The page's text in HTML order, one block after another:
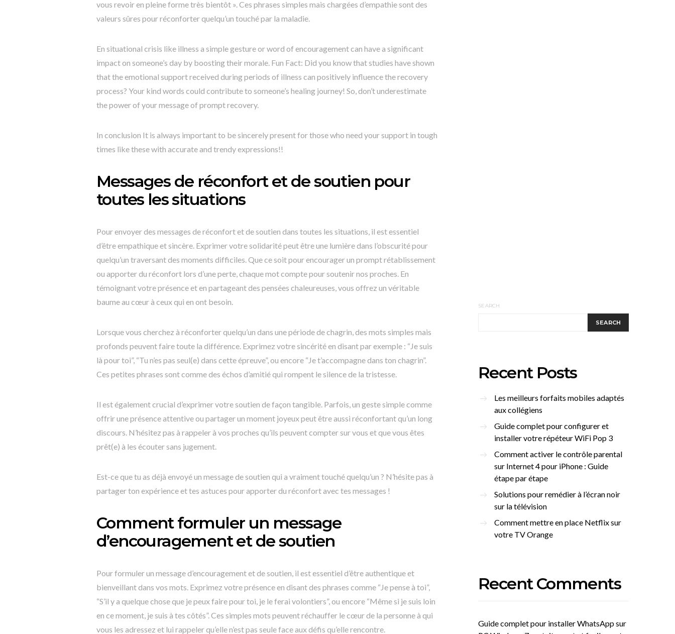
vous revoir en pleine forme très bientôt ». Ces phrases simples mais chargées d’empathie sont des
valeurs sûres pour réconforter quelqu’un touché par la maladie.
En situational crisis like illness a simple gesture or word of encouragement can have a significant
impact on someone’s day by boosting their morale. Fun Fact: Did you know that studies have shown
that the emotional support received during periods of illness can positively influence the recovery
process? Your kind words could contribute to someone’s healing journey! So, don’t underestimate
the power of your message of prompt recovery.
In conclusion It is always important to be sincerely present for those who need your support in tough
times like these with accurate and trendy expressions!!
Messages de réconfort et de soutien pour
toutes les situations
Pour envoyer des messages de réconfort et de soutien dans toutes les situations, il est essentiel
d’être empathique et sincère. Exprimer votre solidarité peut être une lumière dans l’obscurité pour
quelqu’un traversant des moments difficiles. Que ce soit pour encourager un prompt rétablissement
ou apporter du réconfort lors d’une perte, chaque mot compte pour soutenir nos proches. En
témoignant votre présence et en partageant des pensées chaleureuses, vous offrez un véritable
baume au cœur à ceux qui en ont besoin.
Lorsque vous cherchez à réconforter quelqu’un dans une période de chagrin, des mots simples mais
profonds peuvent faire toute la différence. Exprimez votre sincérité en disant par exemple : “Je suis
là pour toi”, “Tu n’es pas seul(e) dans cette épreuve”, ou encore “Je t’accompagne dans ton chagrin”.
Ces petites phrases sont comme des échos d’amitié qui rompent le silence de la tristesse.
Il est également crucial d’exprimer votre soutien de façon tangible. Parfois, un geste simple comme
offrir une présence attentive ou partager un moment joyeux peut être aussi réconfortant qu’un long
discours. N’hésitez pas à rappeler à vos proches qu’ils peuvent compter sur vous et que vous êtes
prêt(e) à les écouter sans jugement.
Est-ce que tu as déjà envoyé un message de soutien qui a vraiment touché quelqu’un ? N’hésite pas à
partager ton expérience et tes astuces pour apporter du réconfort avec tes messages !
Comment formuler un message
d’encouragement et de soutien
Pour formuler un message d’encouragement et de soutien, il est essentiel d’être authentique et
bienveillant dans vos mots. Exprimez votre présence en disant des phrases comme “Je pense à toi”,
“S’il y a quelque chose que je peux faire pour toi, je le ferai volontiers”, ou encore “Même si je suis loin
en ce moment, je suis à tes côtés”. Ces simples mots peuvent réchauffer le cœur de la personne à qui
vous les adressez et lui rappeler qu’elle n’est pas seule face aux défis qu’elle rencontre.
SEARCH
SEARCH
Recent Posts
Les meilleurs forfaits mobiles adaptés
aux collégiens
Guide complet pour configurer et
installer votre répéteur WiFi Pop 3
Comment activer le contrôle parental
sur Internet 4 pour iPhone : Guide
étape par étape
Solutions pour remédier à l’écran noir
sur la télévision
Comment mettre en place Netflix sur
votre TV Orange
Recent Comments
Guide complet pour installer WhatsApp sur